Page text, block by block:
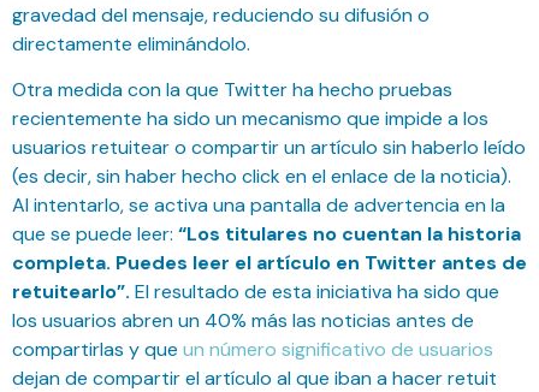
gravedad del mensaje, reduciendo su difusión o
directamente eliminándolo.
Otra medida con la que Twitter ha hecho pruebas
recientemente ha sido un mecanismo que impide a los
usuarios retuitear o compartir un artículo sin haberlo leído
(es decir, sin haber hecho click en el enlace de la noticia).
Al intentarlo, se activa una pantalla de advertencia en la
que se puede leer: “Los titulares no cuentan la historia
completa. Puedes leer el artículo en Twitter antes de
retuitearlo”. El resultado de esta iniciativa ha sido que
los usuarios abren un 40% más las noticias antes de
compartirlas y que un número significativo de usuarios
dejan de compartir el artículo al que iban a hacer retuit